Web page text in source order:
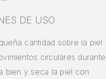
DE USO
cantidad sobre la piel
circulares durante
bien y seca la piel con